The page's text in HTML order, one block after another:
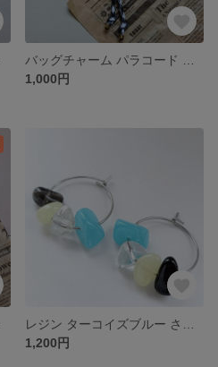
1,000円
1,200円